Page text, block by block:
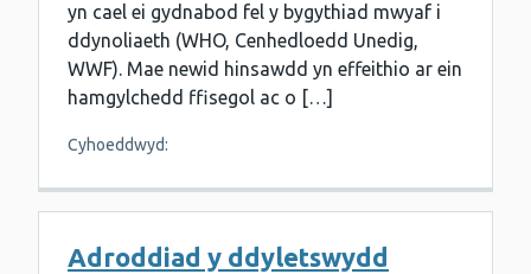
yn cael ei gydnabod fel y bygythiad mwyaf i
ddynoliaeth (WHO, Cenhedloedd Unedig,
WWF). Mae newid hinsawdd yn effeithio ar ein
hamgylchedd ffisegol ac o […]
Cyhoeddwyd:
Adroddiad y ddyletswydd